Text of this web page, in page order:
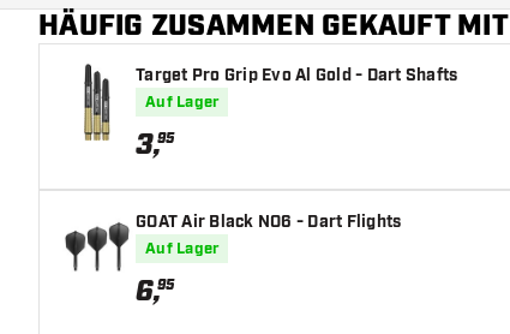
HÄUFIG ZUSAMMEN GEKAUFT MIT
Target Pro Grip Evo Al Gold - Dart Shafts
Auf Lager
3,95
GOAT Air Black NO6 - Dart Flights
Auf Lager
6,95